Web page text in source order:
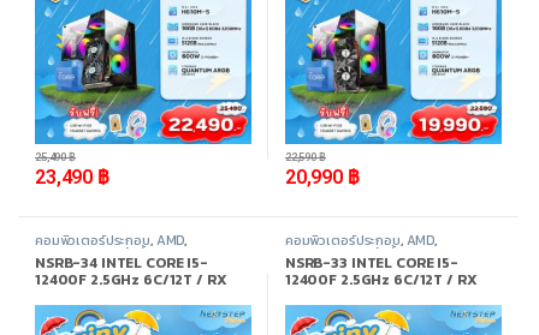
-8%
23,490 ฿
25,490฿
-7%
20,990 ฿
22,590฿
คอมพิวเตอร์ประกอบ,AMD,
สินค้าทั้งหมด
NSRB-34 INTEL CORE I5-
12400F 2.5GHz 6C/12T / RX
3200MHz / M.2 1TB
คอมพิวเตอร์ประกอบ,AMD,
สินค้าทั้งหมด
NSRB-33 INTEL CORE I5-
12400F 2.5GHz 6C/12T / RX
3200MHz / M.2 512GB